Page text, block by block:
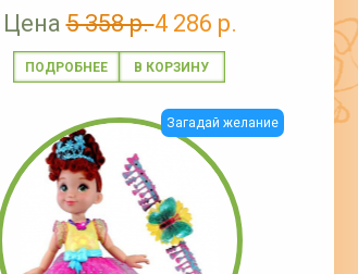
Цена5 358 р.4 286 р.
ПОДРОБНЕЕ
Загадай желание